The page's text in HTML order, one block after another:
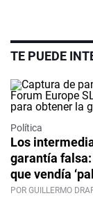
TE PUEDE
Política
Los
garantía falsa:
que vendía
POR GUILLERMO